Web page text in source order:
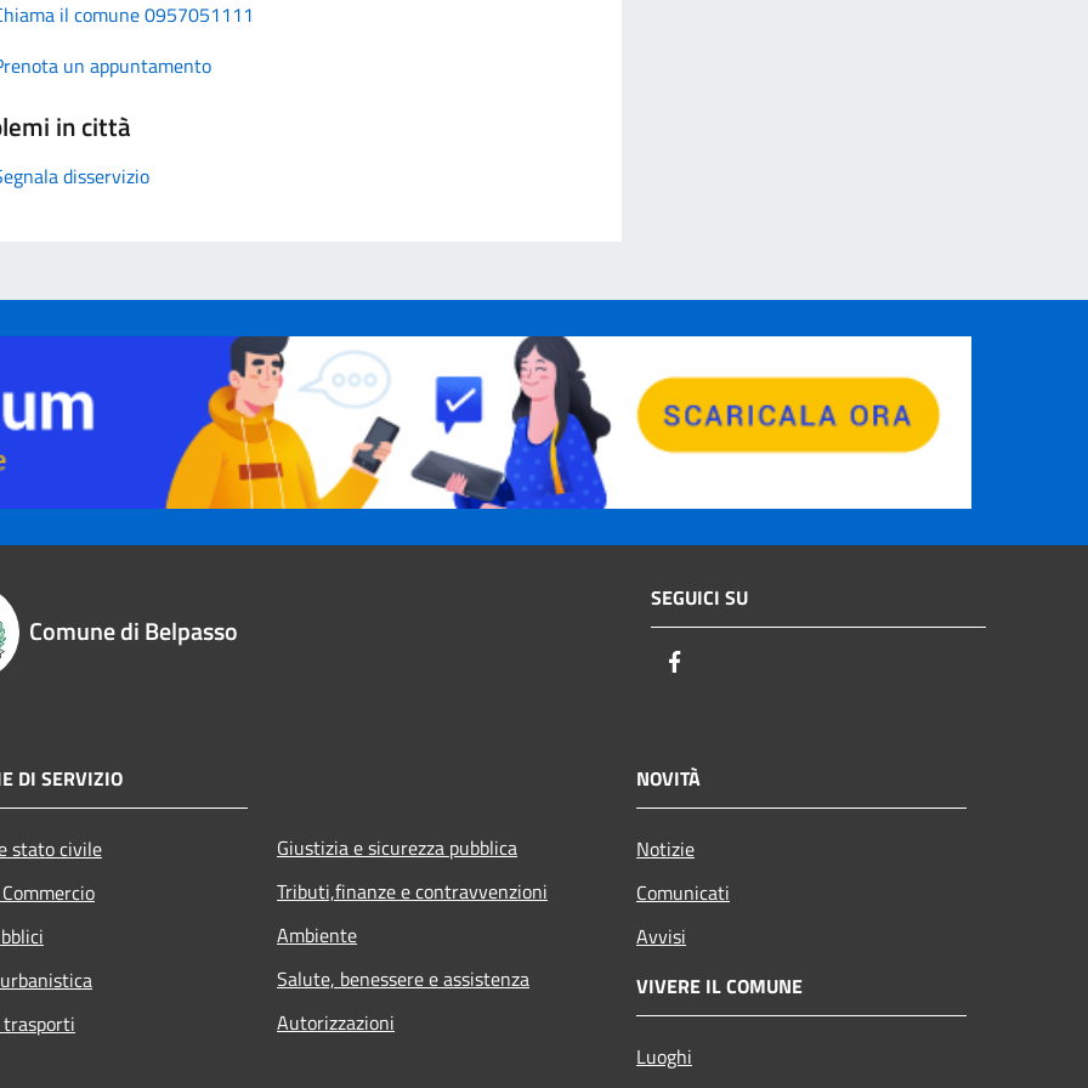
il comune 0957051111
un appuntamento
in città
disservizio
Comune di Belpasso
SEGUICI SU
DI SERVIZIO
stato civile
Giustizia e sicurezza pubblica
Tributi,finanze e contravvenzioni
Ambiente
Salute, benessere e assistenza
Autorizzazioni
NOVITÀ
Notizie
Comunicati
Avvisi
VIVERE IL COMUNE
Luoghi